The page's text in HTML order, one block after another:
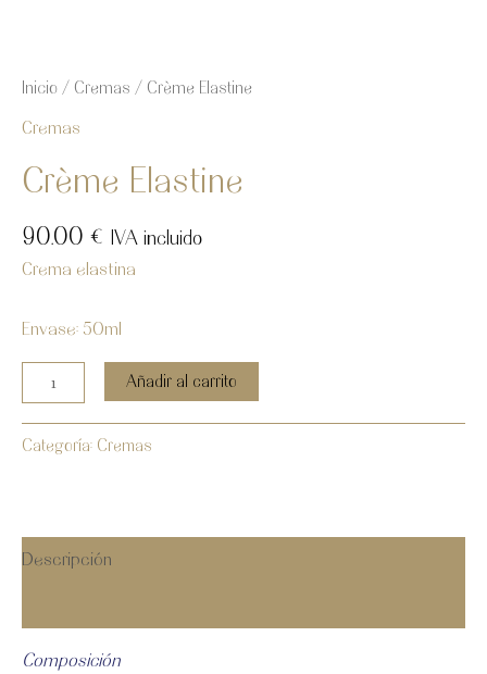
Inicio / Cremas / Crème Elastine
Cremas
Crème Elastine
90.00 € IVA incluido
Crema elastina
Envase: 50ml
Añadir al carrito
Categoría: Cremas
Descripción
Composición